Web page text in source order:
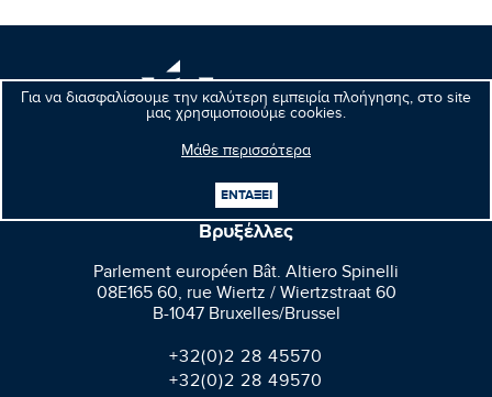
Για να διασφαλίσουμε την καλύτερη εμπειρία πλοήγησης, στο site
μας χρησιμοποιούμε cookies.
Μάθε περισσότερα
ΕΝΤΑΞΕΙ
Μανώλης
Κεφαλογιάννης
Ευρωβουλευτής
Βρυξέλλες
Parlement européen Bât. Altiero Spinelli
08E165 60, rue Wiertz / Wiertzstraat 60
B-1047 Bruxelles/Brussel
+32(0)2 28 45570
+32(0)2 28 49570